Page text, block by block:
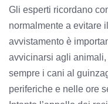
Gli esperti ricordano
normalmente a evitare
avvistamento è
avvicinarsi agli
sempre i cani al
periferiche e nelle ore